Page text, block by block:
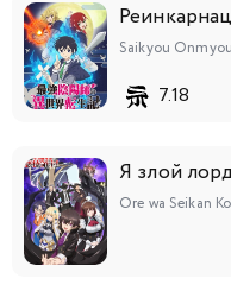
Saikyou
7.18
Я злой
Ore wa Seikan